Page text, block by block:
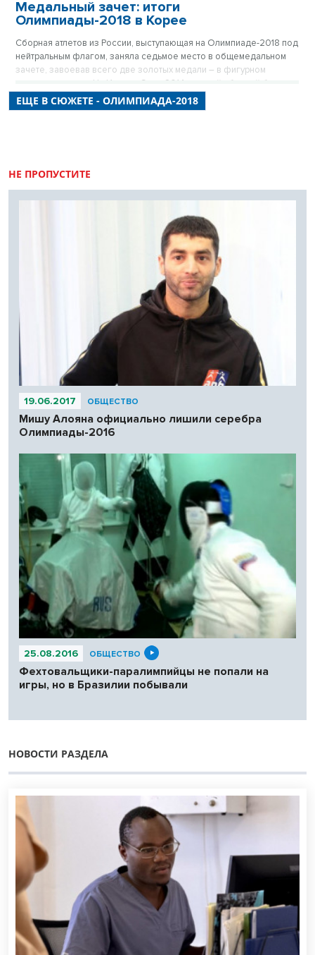
Медальный зачет: итоги
Олимпиады-2018 в Корее
Сборная атлетов из России, выступающая на Олимпиаде-2018 под
нейтральным флагом, заняла седьмое место в общемедальном
зачете, завоевав всего две золотых медали – в фигурном
катании и хоккее. На Играх в Сочи-2014 у нашей сборной было
первое место и 33 медали, включая 13 золотых.
ЕЩЕ В СЮЖЕТЕ - ОЛИМПИАДА-2018
НЕ ПРОПУСТИТЕ
19.06.2017 ОБЩЕСТВО
Мишу Алояна официально лишили серебра
Олимпиады-2016
25.08.2016 ОБЩЕСТВО
Фехтовальщики-паралимпийцы не попали на
игры, но в Бразилии побывали
НОВОСТИ РАЗДЕЛА